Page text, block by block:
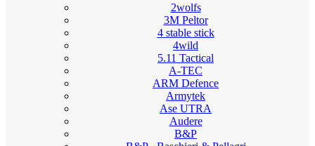
2wolfs
3M Peltor
4 stable stick
4wild
5.11 Tactical
A-TEC
ARM Defence
Armytek
Ase UTRA
Audere
B&P